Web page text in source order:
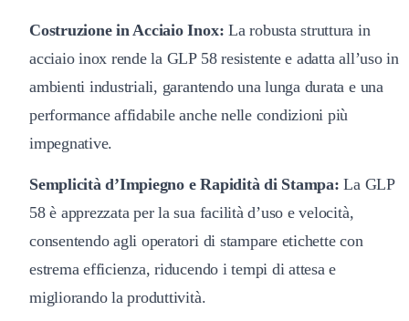
Costruzione in Acciaio Inox: La robusta struttura in
acciaio inox rende la GLP 58 resistente e adatta all’uso in
ambienti industriali, garantendo una lunga durata e una
performance affidabile anche nelle condizioni più
impegnative.
Semplicità d’Impiegno e Rapidità di Stampa: La GLP
58 è apprezzata per la sua facilità d’uso e velocità,
consentendo agli operatori di stampare etichette con
estrema efficienza, riducendo i tempi di attesa e
migliorando la produttività.